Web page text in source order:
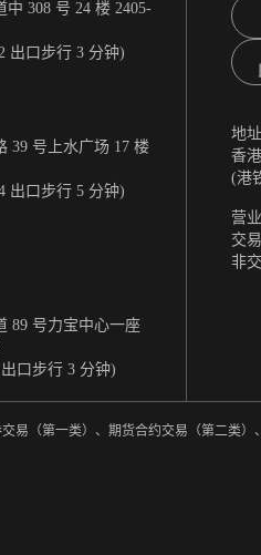
308 号 24 楼 2405-
出口步行 3 分钟)
39 号上水广场 17 楼
出口步行 5 分钟)
89 号力宝中心一座
口步行 3 分钟)
地址
香
(港
营
交
非
易（第一类）、期货合约交易（第二